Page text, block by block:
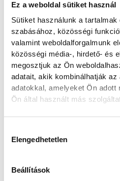
Ez a weboldal sütiket használ
Sütiket használunk a
szabásához, közösségi
valamint weboldalforgalmunk
közösségi média-, hirdető- és
megosztjuk az Ön
adatait, akik kombinálhatják az
adatokkal, amelyeket Ön adott
Ön által használt más
Elengedhetetlen
Beállítások
képességét. Ha a talaj
hűtőhatás megszűnik,
vegetálni kezdenek.
duplafalú kaspókat
kevesebb hőt nyelnek
megóvják a
áradó hőtől, így a
Írtuk már korábban, de
öntözés ideális
amikor a párolgási